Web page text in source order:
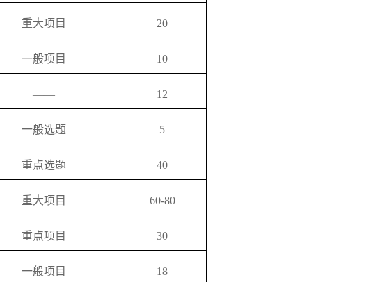
重大项目 20
一般项目 10
—— 12
一般选题 5
重点选题 40
重大项目 60-80
重点项目 30
一般项目 18